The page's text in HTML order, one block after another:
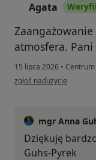
Agata
Zaangażowanie
atmosfera.
15 lipca 2026 •
w opinii użytkownika
zgłoś nadużycie
mgr Anna
Dziękuję
Guhs-Pyrek